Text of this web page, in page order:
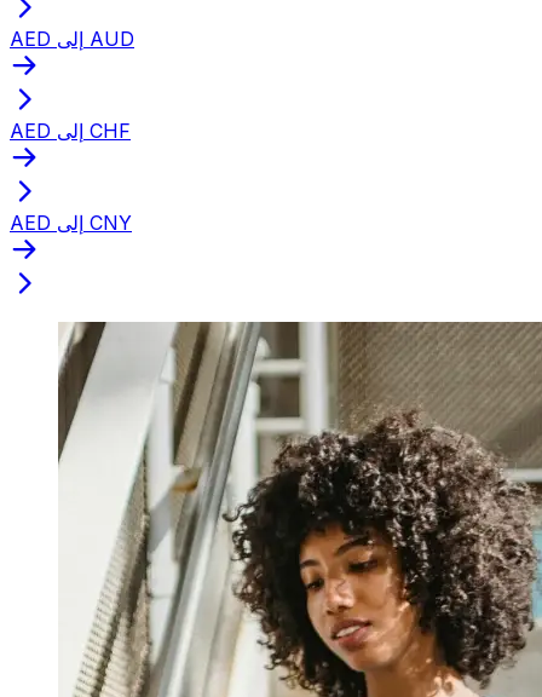
AED إلى AUD
AED إلى CHF
AED إلى CNY